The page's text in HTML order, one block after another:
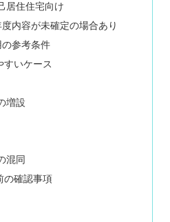
居住住宅向け
内容が未確定の場合あり
参考条件
すいケース
増設
混同
の確認事項